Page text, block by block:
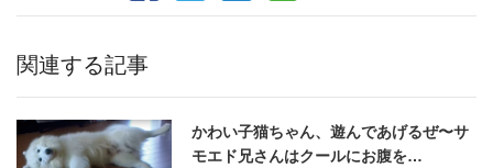
関連する記事
かわい子猫ちゃん、遊んであげるぜ〜サ
モエド兄さんはクールにお腹を…